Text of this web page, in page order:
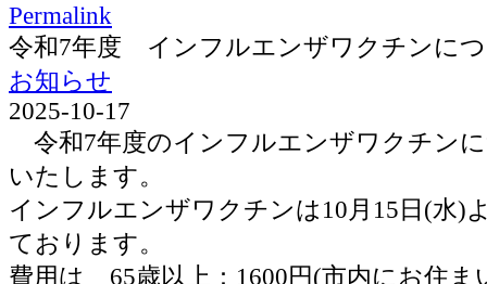
Permalink
令和7年度 インフルエンザワクチンに
お知らせ
2025-10-17
令和7年度のインフルエンザワクチン
いたします。
インフルエンザワクチンは10月15日(水)
ております。
費用は 65歳以上：1600円(市内にお住ま